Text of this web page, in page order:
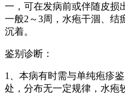
一，可在发病前或伴随皮损
一般2～3周，水疱干涸、结
沉着。
鉴别诊断：
1、本病有时需与单纯疱疹
处，分布无一定规律，水疱